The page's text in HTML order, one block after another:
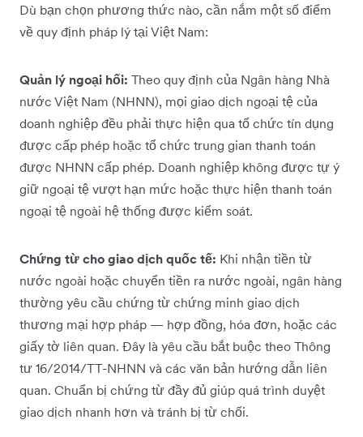
Dù bạn chọn phương thức nào, cần nắm một số điểm
về quy định pháp lý tại Việt Nam:
Quản lý ngoại hối: Theo quy định của Ngân hàng Nhà
nước Việt Nam (NHNN), mọi giao dịch ngoại tệ của
doanh nghiệp đều phải thực hiện qua tổ chức tín dụng
được cấp phép hoặc tổ chức trung gian thanh toán
được NHNN cấp phép. Doanh nghiệp không được tự ý
giữ ngoại tệ vượt hạn mức hoặc thực hiện thanh toán
ngoại tệ ngoài hệ thống được kiểm soát.
Chứng từ cho giao dịch quốc tế: Khi nhận tiền từ
nước ngoài hoặc chuyển tiền ra nước ngoài, ngân hàng
thường yêu cầu chứng từ chứng minh giao dịch
thương mại hợp pháp — hợp đồng, hóa đơn, hoặc các
giấy tờ liên quan. Đây là yêu cầu bắt buộc theo Thông
tư 16/2014/TT-NHNN và các văn bản hướng dẫn liên
quan. Chuẩn bị chứng từ đầy đủ giúp quá trình duyệt
giao dịch nhanh hơn và tránh bị từ chối.